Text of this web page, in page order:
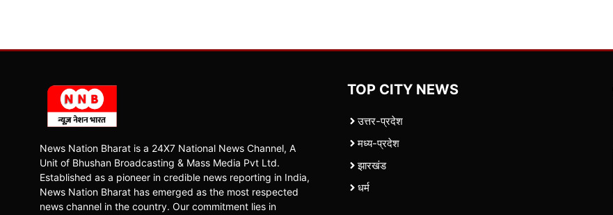
News Nation Bharat is a 24X7 National News Channel, A
Unit of Bhushan Broadcasting & Mass Media Pvt Ltd.
Established as a pioneer in credible news reporting in India,
News Nation Bharat has emerged as the most respected
news channel in the country. Our commitment lies in
TOP CITY NEWS
उत्तर-प्रदेश
मध्य-प्रदेश
झारखंड
धर्म